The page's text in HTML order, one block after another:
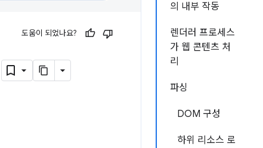
의 내부 작동
렌더러 프로세스
가 웹 콘텐츠 처
리
파싱
DOM 구성
하위 리소스 로
도움이 되었나요?